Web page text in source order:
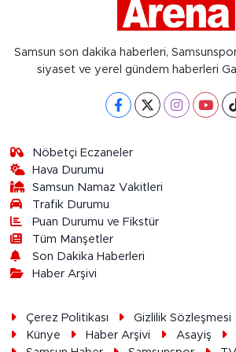
Samsun son dakika haberleri,
siyaset ve yerel gündem haberleri
Nöbetçi Eczaneler
Hava Durumu
Samsun Namaz Vakitleri
Trafik Durumu
Puan Durumu ve Fikstür
Tüm Manşetler
Son Dakika Haberleri
Haber Arşivi
Çerez Politikası Gizlilik Sözleşmesi
Künye
Haber Arşivi Asayiş